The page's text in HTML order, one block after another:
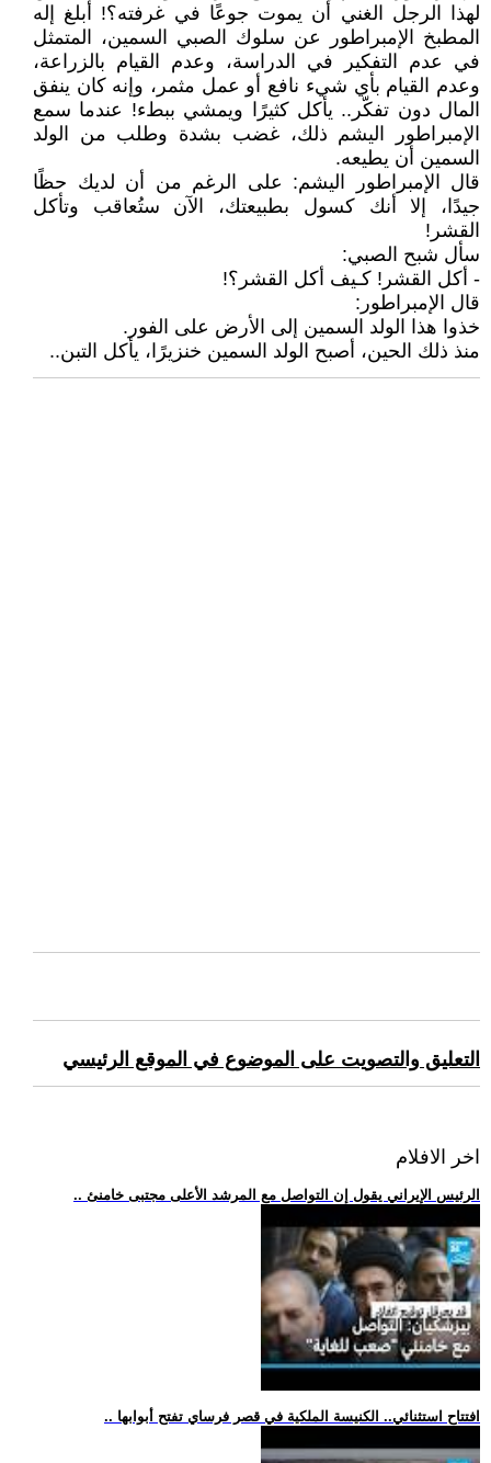
لهذا الرجل الغني أن يموت جوعًا في غرفته؟! أبلغ إله
المطبخ الإمبراطور عن سلوك الصبي السمين، المتمثل
في عدم التفكير في الدراسة، وعدم القيام بالزراعة،
وعدم القيام بأي شيء نافع أو عمل مثمر، وإنه كان ينفق
المال دون تفكّر.. يأكل كثيرًا ويمشي ببطء! عندما سمع
الإمبراطور اليشم ذلك، غضب بشدة وطلب من الولد
السمين أن يطيعه.
قال الإمبراطور اليشم: على الرغم من أن لديك حظًا
جيدًا، إلا أنك كسول بطبيعتك، الآن ستُعاقب وتأكل
القشر!
سأل شبح الصبي:
- أكل القشر! كـيف أكل القشر؟!
قال الإمبراطور:
خذوا هذا الولد السمين إلى الأرض على الفور.
منذ ذلك الحين، أصبح الولد السمين خنزيرًا، يأكل التبن..
التعليق والتصويت على الموضوع في الموقع الرئيسي
اخر الافلام
.. الرئيس الإيراني يقول إن التواصل مع المرشد الأعلى مجتبى خامنئ
.. افتتاح استثنائي.. الكنيسة الملكية في قصر فرساي تفتح أبوابها